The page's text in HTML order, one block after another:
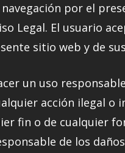
navegación por el
Legal. El usuario
sitio web y de
un uso
acción ilegal
fin o de cualquier
de los